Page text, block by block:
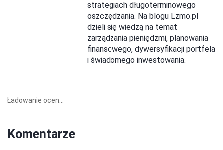
strategiach długoterminowego
oszczędzania. Na blogu Lzmo.pl
dzieli się wiedzą na temat
zarządzania pieniędzmi, planowania
finansowego, dywersyfikacji portfela
i świadomego inwestowania.
Ładowanie ocen...
Komentarze